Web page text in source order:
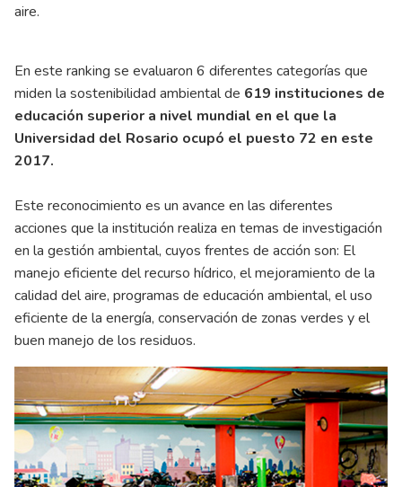
aire.
En este ranking se evaluaron 6 diferentes categorías que
miden la sostenibilidad ambiental de 619 instituciones de
educación superior a nivel mundial en el que la
Universidad del Rosario ocupó el puesto 72 en este
2017.
Este reconocimiento es un avance en las diferentes
acciones que la institución realiza en temas de investigación
en la gestión ambiental, cuyos frentes de acción son: El
manejo eficiente del recurso hídrico, el mejoramiento de la
calidad del aire, programas de educación ambiental, el uso
eficiente de la energía, conservación de zonas verdes y el
buen manejo de los residuos.